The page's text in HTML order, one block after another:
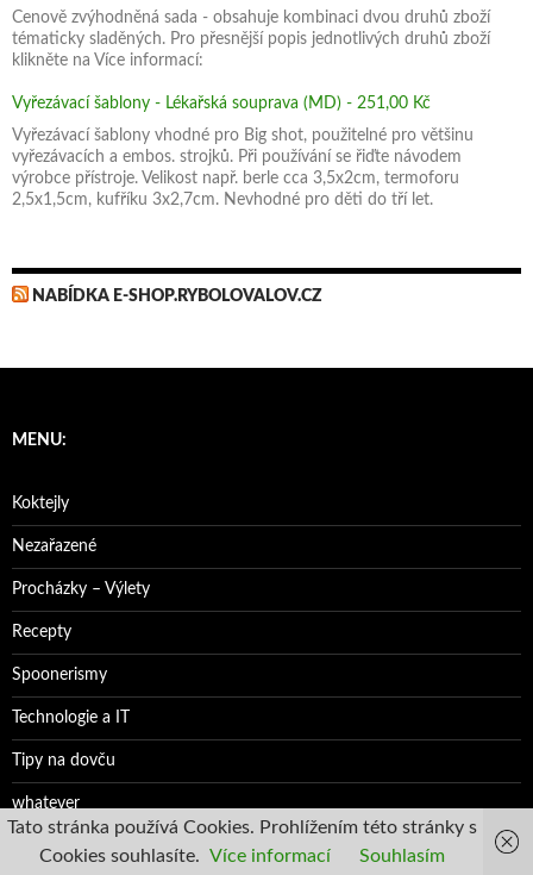
Cenově zvýhodněná sada - obsahuje kombinaci dvou druhů zboží
tématicky sladěných. Pro přesnější popis jednotlivých druhů zboží
klikněte na Více informací:
Vyřezávací šablony - Lékařská souprava (MD) - 251,00 Kč
Vyřezávací šablony vhodné pro Big shot, použitelné pro většinu
vyřezávacích a embos. strojků. Při používání se řiďte návodem
výrobce přístroje. Velikost např. berle cca 3,5x2cm, termoforu
2,5x1,5cm, kufříku 3x2,7cm. Nevhodné pro děti do tří let.
NABÍDKA E-SHOP.RYBOLOVALOV.CZ
MENU:
Koktejly
Nezařazené
Procházky – Výlety
Recepty
Spoonerismy
Technologie a IT
Tipy na dovču
whatever
Tato stránka používá Cookies. Prohlížením této stránky s
Cookies souhlasíte. Více informací Souhlasím